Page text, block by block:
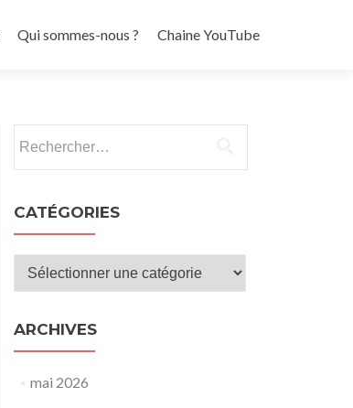
Qui sommes-nous ? Chaine YouTube
CATÉGORIES
Catégories
ARCHIVES
mai 2026